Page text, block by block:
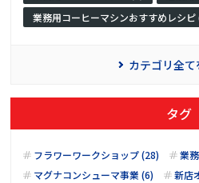
業務用コーヒーマシンおすすめレシピ
カテゴリ全
タグ
フラワーワークショップ (28)
業
マグナコンシューマ事業 (6)
新店